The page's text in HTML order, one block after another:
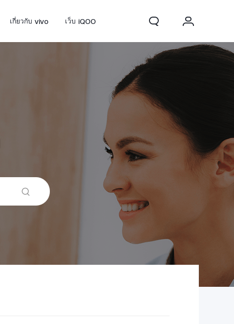
เกี่ยวกับ vivo เว็บ iQOO